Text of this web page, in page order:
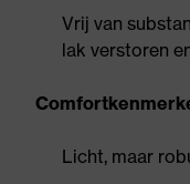
Vrij van
lak verstoren
Licht, maar